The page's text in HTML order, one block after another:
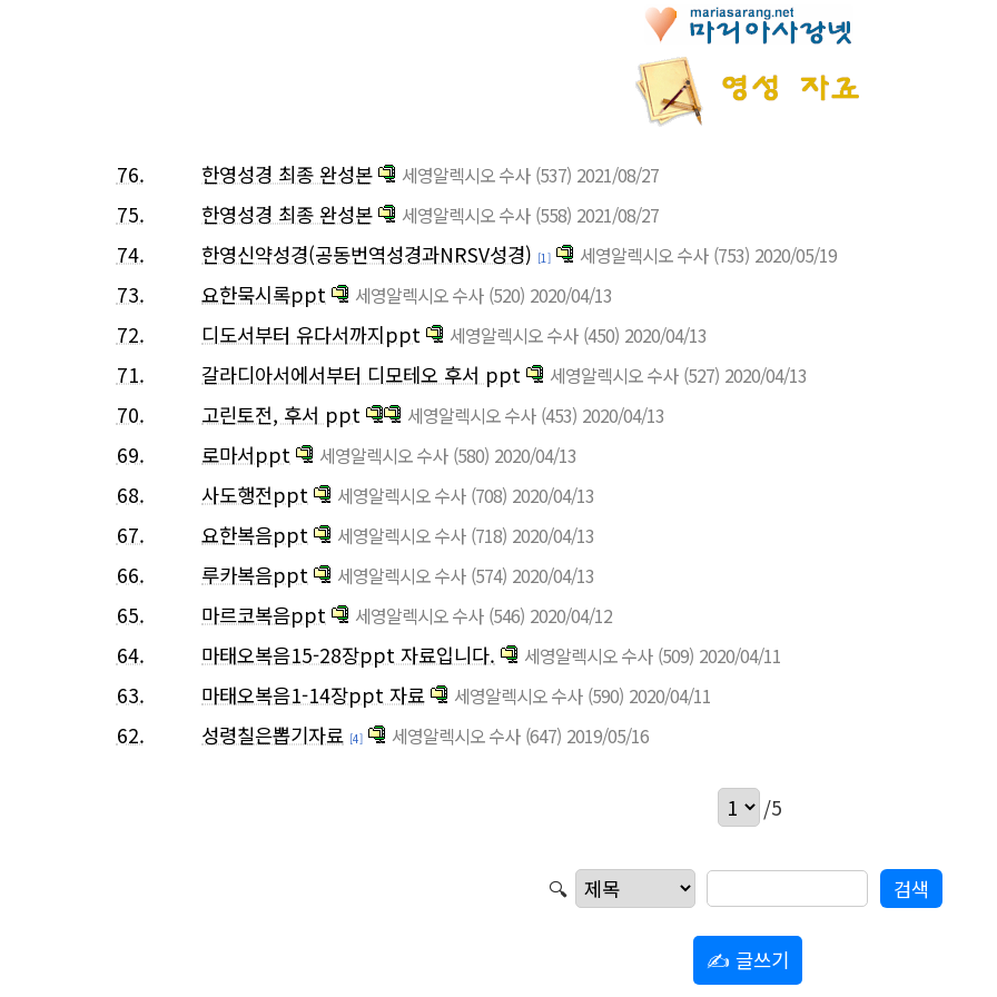
76. 한영성경 최종 완성본 세영알렉시오 수사 (537) 2021/08/27
75. 한영성경 최종 완성본 세영알렉시오 수사 (558) 2021/08/27
74. 한영신약성경(공동번역성경과NRSV성경) [1] 세영알렉시오 수사 (753) 2020/05/19
73. 요한묵시록ppt 세영알렉시오 수사 (520) 2020/04/13
72. 디도서부터 유다서까지ppt 세영알렉시오 수사 (450) 2020/04/13
71. 갈라디아서에서부터 디모테오 후서 ppt 세영알렉시오 수사 (527) 2020/04/13
70. 고린토전, 후서 ppt 세영알렉시오 수사 (453) 2020/04/13
69. 로마서ppt 세영알렉시오 수사 (580) 2020/04/13
68. 사도행전ppt 세영알렉시오 수사 (708) 2020/04/13
67. 요한복음ppt 세영알렉시오 수사 (718) 2020/04/13
66. 루카복음ppt 세영알렉시오 수사 (574) 2020/04/13
65. 마르코복음ppt 세영알렉시오 수사 (546) 2020/04/12
64. 마태오복음15-28장ppt 자료입니다. 세영알렉시오 수사 (509) 2020/04/11
63. 마태오복음1-14장ppt 자료 세영알렉시오 수사 (590) 2020/04/11
62. 성령칠은뽑기자료 [4] 세영알렉시오 수사 (647) 2019/05/16
/5
🔍
✍ 글쓰기